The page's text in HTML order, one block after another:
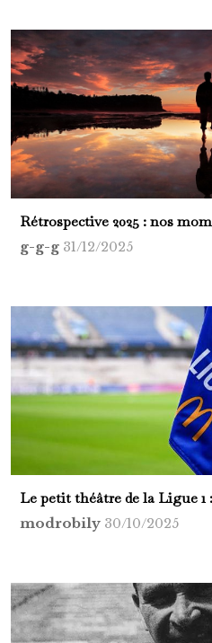
Rétrospective 2025 : nos
g-g-g 31/12/2025
Le petit théâtre de la Ligue 1
modrobily 30/10/2025